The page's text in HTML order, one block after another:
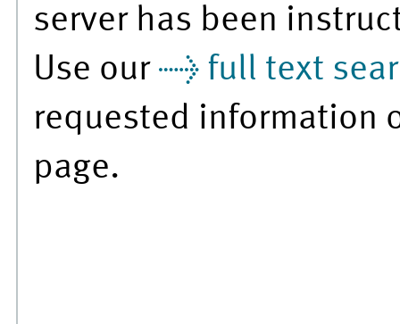
server has been
Use our
full text
requested information
page.